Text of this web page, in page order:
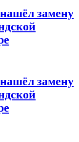
замену
замену